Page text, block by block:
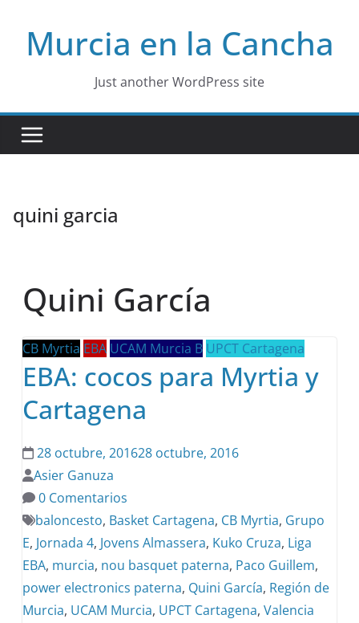
contentMurcia en la Cancha
Just another WordPress site
quini garcia
Quini García
CB Myrtia EBA UCAM Murcia B UPCT Cartagena
EBA: cocos para Myrtia y
Cartagena
28 octubre, 201628 octubre, 2016
Asier Ganuza
0 Comentarios
baloncesto, Basket Cartagena, CB Myrtia, Grupo
E, Jornada 4, Jovens Almassera, Kuko Cruza, Liga
EBA, murcia, nou basquet paterna, Paco Guillem,
power electronics paterna, Quini García, Región de
Murcia, UCAM Murcia, UPCT Cartagena,Valencia